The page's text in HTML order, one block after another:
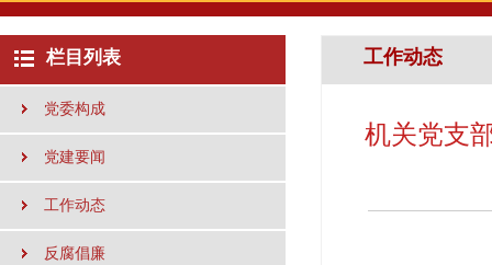
栏目列表
党委构成
党建要闻
工作动态
反腐倡廉
工作动态
机关党支